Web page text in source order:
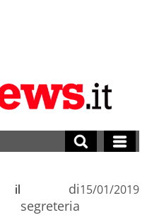
di
segreteria
il 15/01/2019